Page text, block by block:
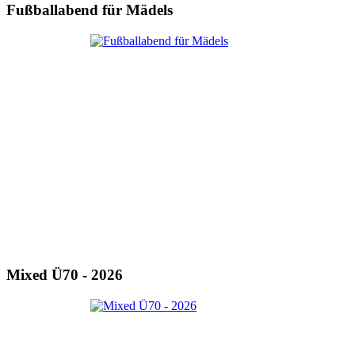
Fußballabend für Mädels
Mixed Ü70 - 2026